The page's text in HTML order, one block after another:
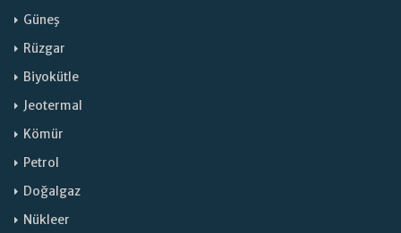
Güneş
Rüzgar
Biyokütle
Jeotermal
Kömür
Petrol
Doğalgaz
Nükleer